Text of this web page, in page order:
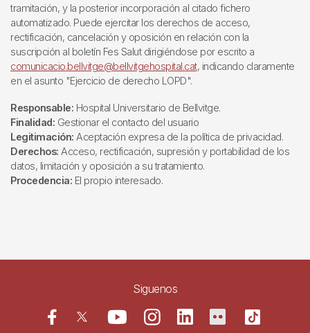
tramitación, y la posterior incorporación al citado fichero
automatizado. Puede ejercitar los derechos de acceso,
rectificación, cancelación y oposición en relación con la
suscripción al boletín Fes Salut dirigiéndose por escrito a
comunicacio.bellvitge@bellvitgehospital.cat, indicando claramente
en el asunto "Ejercicio de derecho LOPD".
Responsable: Hospital Universitario de Bellvitge.
Finalidad: Gestionar el contacto del usuario
Legitimación: Aceptación expresa de la política de privacidad.
Derechos: Acceso, rectificación, supresión y portabilidad de los
datos, limitación y oposición a su tratamiento.
Procedencia: El propio interesado.
Siguenos